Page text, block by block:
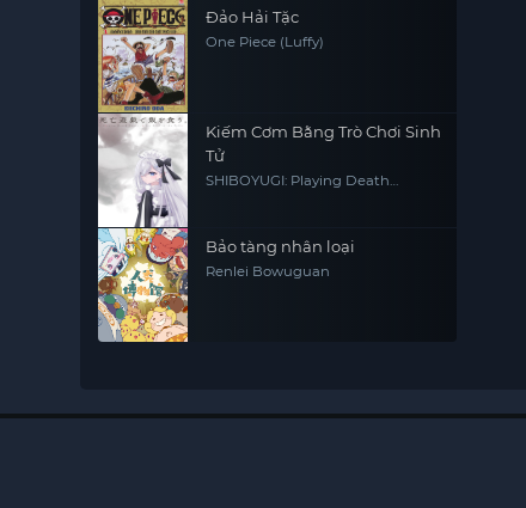
Đảo Hải Tặc
One Piece (Luffy)
Kiếm Cơm Bằng Trò Chơi Sinh
Tử
SHIBOYUGI: Playing Death
Bảo tàng nhân loại
Renlei Bowuguan